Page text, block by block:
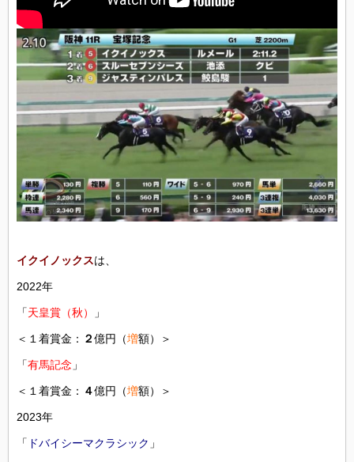
イクイノックスは、
2022年
「天皇賞（秋） 」
＜１着賞金： ２億円（増額）＞
「有馬記念 」
＜１着賞金： ４億円（増額）＞
2023年
「 ドバイシーマクラシック 」